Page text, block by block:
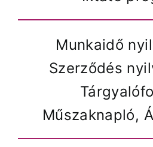
Munkaidő
Szerződés
Műszaknapló,